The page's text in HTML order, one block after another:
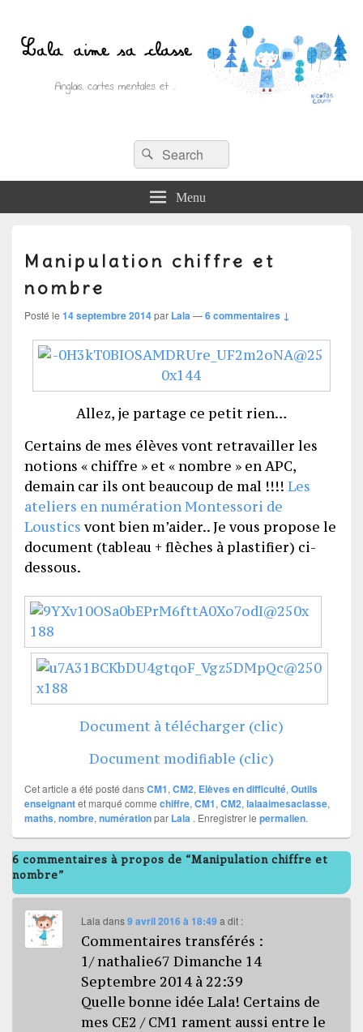
Lala aime sa classe
Anglais, cartes mentales et ….Recherche :
Rechercher
Menu
Manipulation chiffre et
nombre
Posté le 14 septembre 2014par Lala—6 commentaires ↓
Allez, je partage ce petit rien…
Certains de mes élèves vont retravailler les
notions « chiffre » et « nombre » en APC,
demain car ils ont beaucoup de mal !!!! Les
ateliers en numération Montessori de
Lousticsvont bien m’aider.. Je vous propose le
document (tableau + flèches à plastifier) ci-
dessous.
Document à télécharger (clic)
Document modifiable (clic)
Cet article a été posté dansCM1, CM2, Elèves en difficulté, Outils
enseignantet marqué comme chiffre, CM1, CM2, lalaaimesaclasse,
maths, nombre, numérationpar Lala . Enregistrer le permalien.
6 commentaires à propos de “Manipulation chiffre et
nombre”
Lala dans9 avril 2016 à 18:49 a dit :
Commentaires transférés :
1/ nathalie67 Dimanche 14
Septembre 2014 à 22:39
Quelle bonne idée Lala! Certains de
mes CE2 / CM1 rament aussi entre le